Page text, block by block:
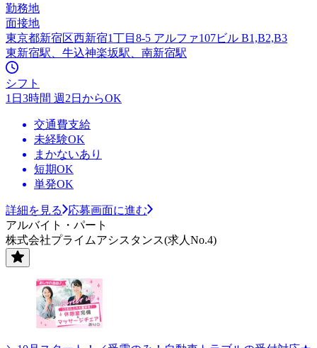
勤務地
面接地
東京都新宿区西新宿1丁目8-5 アルファ107ビル B1,B2,B3
東新宿駅、牛込神楽坂駅、南新宿駅
シフト
1日3時間 週2日からOK
交通費支給
未経験OK
まかないあり
短期OK
単発OK
詳細を見る
応募画面に進む
アルバイト・パート
株式会社プライムアシスタンス(求人No.4)